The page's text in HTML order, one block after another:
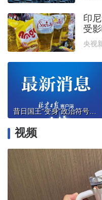
印
受
央视
昔日国王“变身”政治符号，印度多地掀起希瓦吉“非法造像潮”
视频